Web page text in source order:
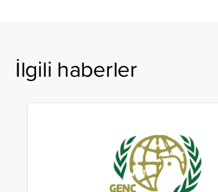
İlgili haberler